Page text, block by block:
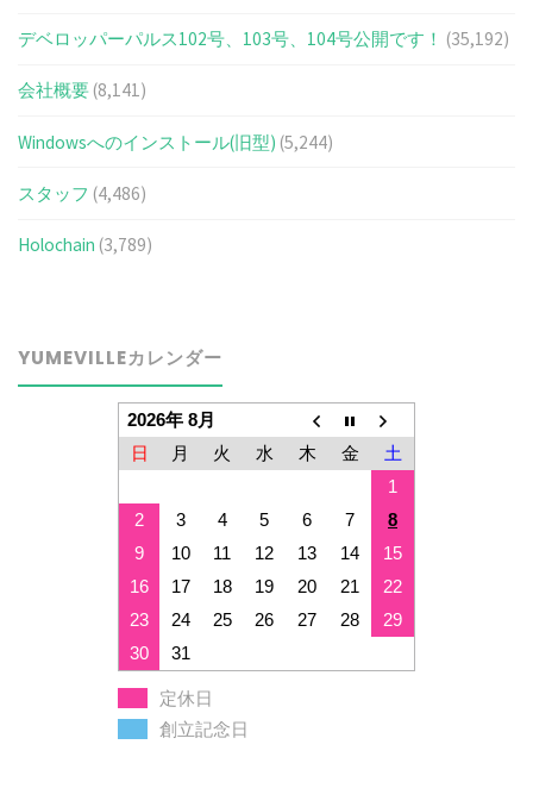
デベロッパーパルス102号、103号、104号公開です！ (35,192)
会社概要 (8,141)
Windowsへのインストール(旧型) (5,244)
スタッフ (4,486)
Holochain (3,789)
YUMEVILLEカレンダー
2026年 8月
日
月 火 水 木 金
土
1
2
3 4 5 6 7
8
9
10 11 12 13 14
15
16
17 18 19 20 21
22
23
24 25 26 27 28
29
30
31
定休日
創立記念日